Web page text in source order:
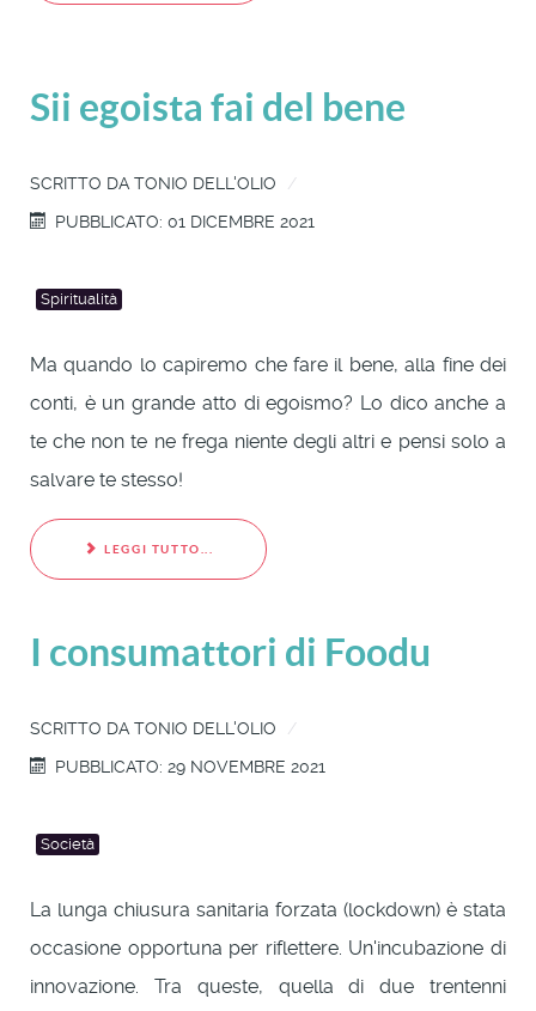
Sii egoista fai del bene
SCRITTO DA TONIO DELL'OLIO
PUBBLICATO: 01 DICEMBRE 2021
Spiritualità
Ma quando lo capiremo che fare il bene, alla fine dei
conti, è un grande atto di egoismo? Lo dico anche a
te che non te ne frega niente degli altri e pensi solo a
salvare te stesso!
LEGGI TUTTO...
I consumattori di Foodu
SCRITTO DA TONIO DELL'OLIO
PUBBLICATO: 29 NOVEMBRE 2021
Società
La lunga chiusura sanitaria forzata (lockdown) è stata
occasione opportuna per riflettere. Un'incubazione di
innovazione. Tra queste, quella di due trentenni